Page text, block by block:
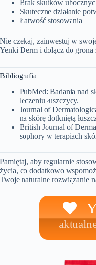
Brak skutków
Skuteczne działanie
Łatwość stosowania
Nie czekaj, zainwestuj w
Yenki Derm i dołącz do
Bibliografia
PubMed: Badania nad
leczeniu łuszczycy.
Journal of
na skórę dotkniętą
British Journal of
sophory w terapiach
Pamiętaj, aby regularnie
życia, co dodatkowo
Twoje naturalne rozwiązanie